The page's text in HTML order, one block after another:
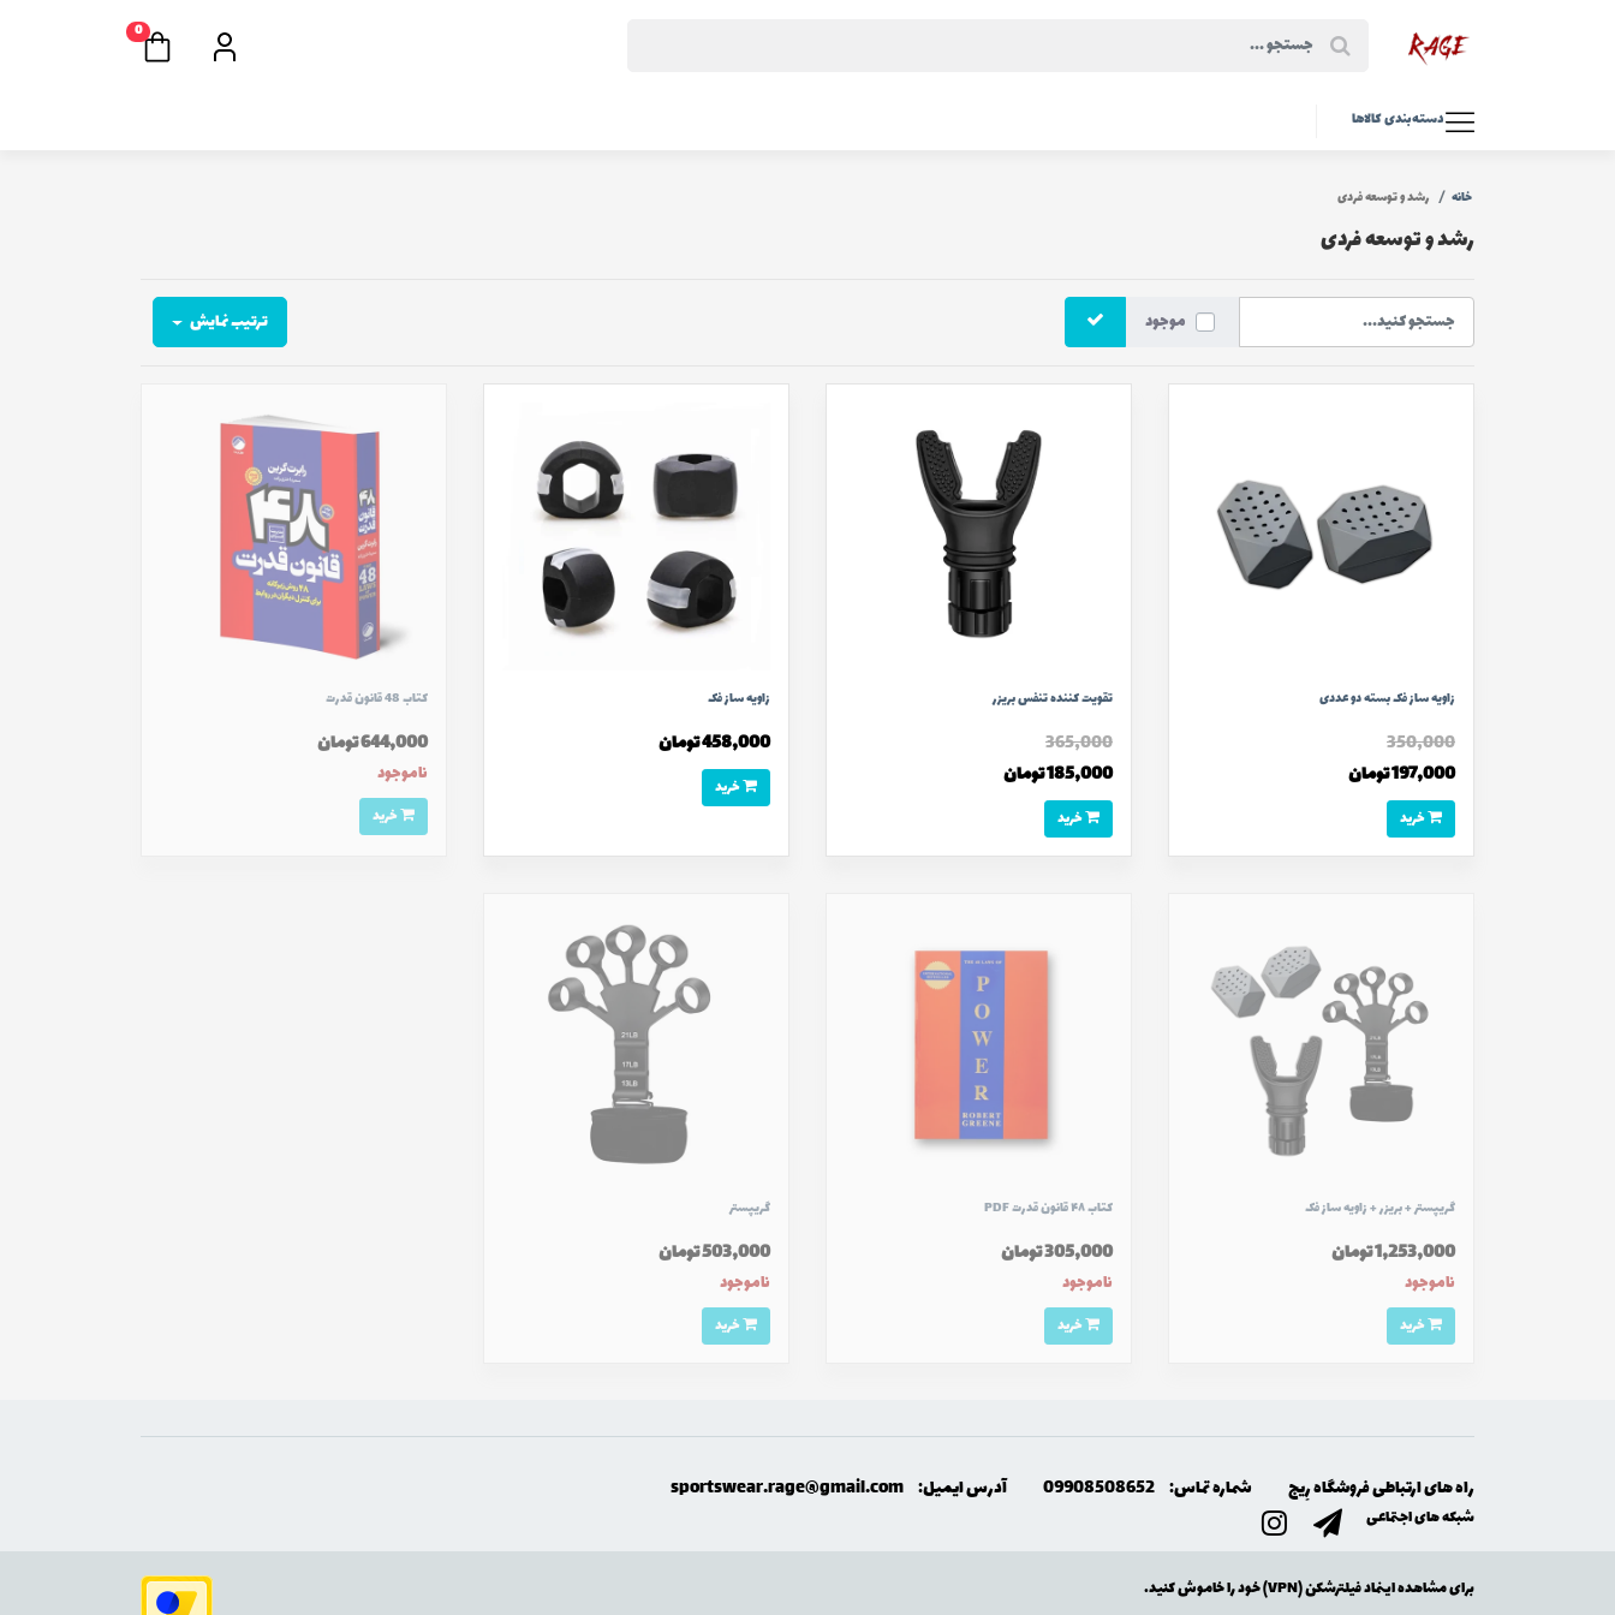
0
دسته‌بندی کالاها
خانه رشد و توسعه فردی
رشد و توسعه فردی
موجود ترتیب نمایش
زاویه ساز فک بسته دو عددی
350,000
197,000 تومان
تقویت کننده تنفس بریزر
365,000
185,000 تومان
زاویه ساز فک
458,000 تومان
کتاب 48 قانون قدرت
644,000 تومان
ناموجود
گريپستر + بريزر + زاويه ساز فک
1,253,000 تومان
ناموجود
کتاب ۴۸ قانون قدرت PDF
305,000 تومان
ناموجود
گریپستر
503,000 تومان
ناموجود
راه های ارتباطی فروشگاه رِيج شماره تماس: 09908508652 آدرس ایمیل: sportswear.rage@gmail.com
شبکه های اجتماعی
برای مشاهده اینماد فیلترشکن (VPN) خود را خاموش کنید.